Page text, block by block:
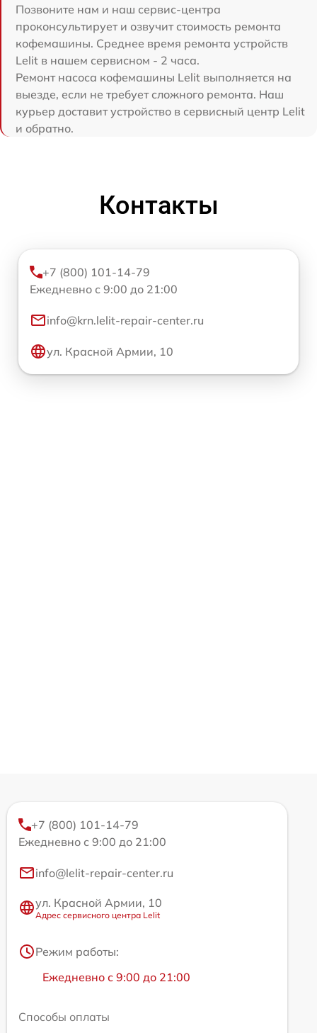
Позвоните нам и наш сервис-центра
проконсультирует и озвучит стоимость ремонта
кофемашины. Среднее время ремонта устройств
Lelit в нашем сервисном - 2 часа.
Ремонт насоса кофемашины Lelit выполняется на
выезде, если не требует сложного ремонта. Наш
курьер доставит устройство в сервисный центр Lelit
и обратно.
Контакты
+7 (800) 101-14-79
Ежедневно с 9:00 до 21:00
info@krn.lelit-repair-center.ru
ул. Красной Армии, 10
+7 (800) 101-14-79
Ежедневно с 9:00 до 21:00
info@lelit-repair-center.ru
ул. Красной Армии, 10
Адрес сервисного центра Lelit
Режим работы:
Ежедневно с 9:00 до 21:00
Способы оплаты